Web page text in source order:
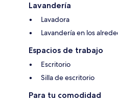
Lavandería
Lavadora
Lavandería en los
Espacios de trabajo
Escritorio
Silla de escritorio
Para tu comodidad